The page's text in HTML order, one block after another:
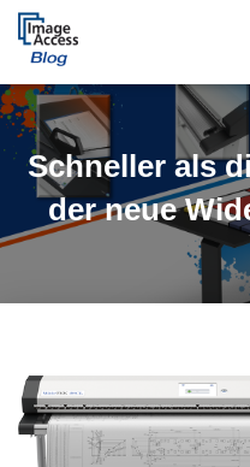
Schneller als
der neue